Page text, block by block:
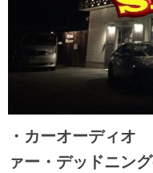
・カーオーディオ
ァー・デッドニン